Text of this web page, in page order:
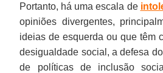
Portanto, há uma escala de
opiniões divergentes,
ideias de esquerda ou que têm
desigualdade social, a defesa
de políticas de inclusão